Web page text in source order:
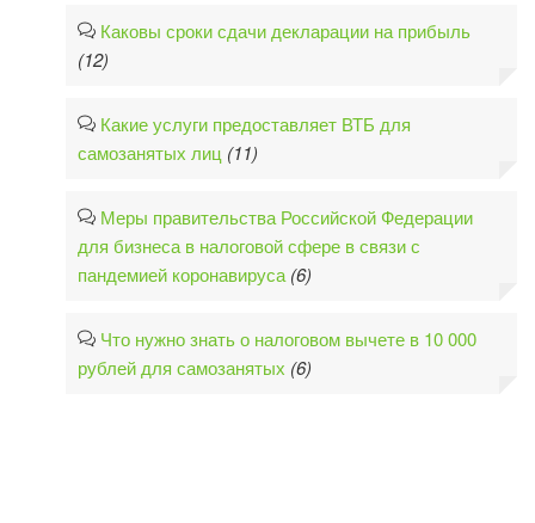
Каковы сроки сдачи декларации на прибыль
(12)
Какие услуги предоставляет ВТБ для
самозанятых лиц (11)
Меры правительства Российской Федерации
для бизнеса в налоговой сфере в связи с
пандемией коронавируса (6)
Что нужно знать о налоговом вычете в 10 000
рублей для самозанятых (6)